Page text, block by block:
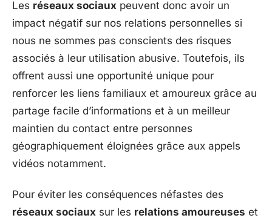
Les réseaux sociaux peuvent donc avoir un
impact négatif sur nos relations personnelles si
nous ne sommes pas conscients des risques
associés à leur utilisation abusive. Toutefois, ils
offrent aussi une opportunité unique pour
renforcer les liens familiaux et amoureux grâce au
partage facile d’informations et à un meilleur
maintien du contact entre personnes
géographiquement éloignées grâce aux appels
vidéos notamment.
Pour éviter les conséquences néfastes des
réseaux sociaux sur les relations amoureuses et